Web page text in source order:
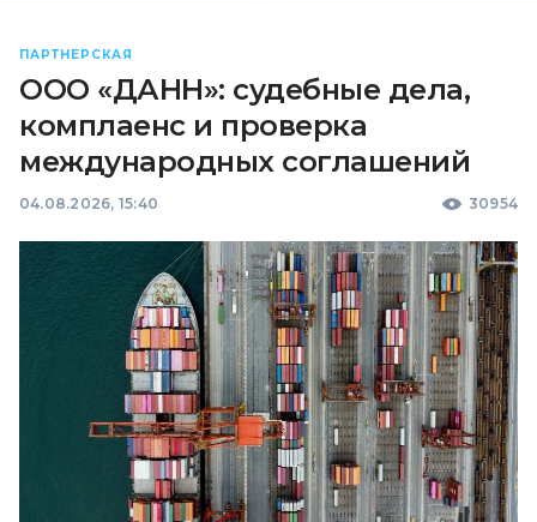
ПАРТНЕРСКАЯ
ООО «ДАНН»: судебные дела,
комплаенс и проверка
международных соглашений
04.08.2026, 15:40 30954